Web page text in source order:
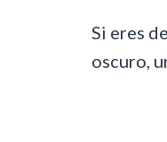
Si eres
oscuro,